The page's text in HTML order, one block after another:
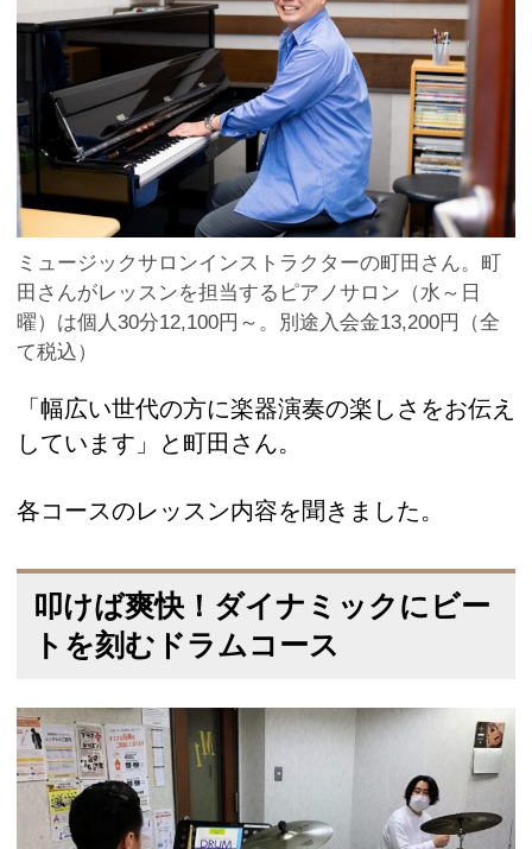
ミュージックサロンインストラクターの町田さん。町
田さんがレッスンを担当するピアノサロン（水～日
曜）は個人30分12,100円～。別途入会金13,200円（全
て税込）
「幅広い世代の方に楽器演奏の楽しさをお伝え
しています」と町田さん。
各コースのレッスン内容を聞きました。
叩けば爽快！ダイナミックにビー
トを刻むドラムコース